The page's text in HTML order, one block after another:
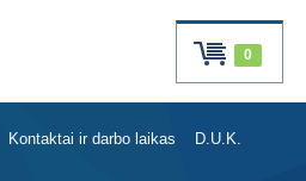
0
Kontaktai ir darbo laikas D.U.K.